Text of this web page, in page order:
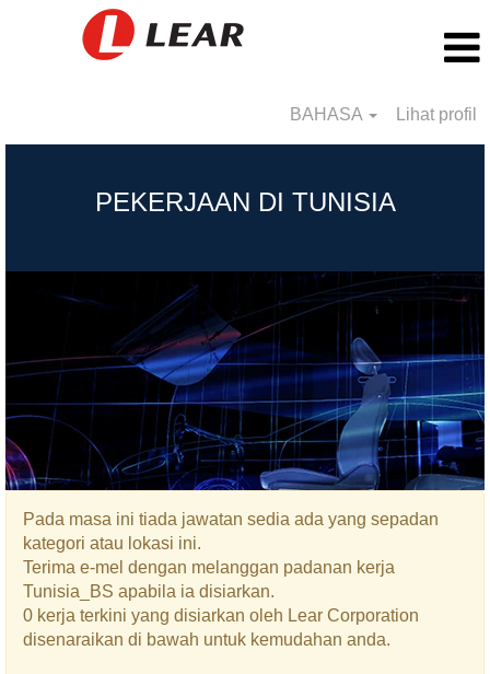
BAHASA Lihat profil
PEKERJAAN DI TUNISIA
Pada masa ini tiada jawatan sedia ada yang sepadan
kategori atau lokasi ini.
Terima e-mel dengan melanggan padanan kerja
Tunisia_BS apabila ia disiarkan.
0 kerja terkini yang disiarkan oleh Lear Corporation
disenaraikan di bawah untuk kemudahan anda.